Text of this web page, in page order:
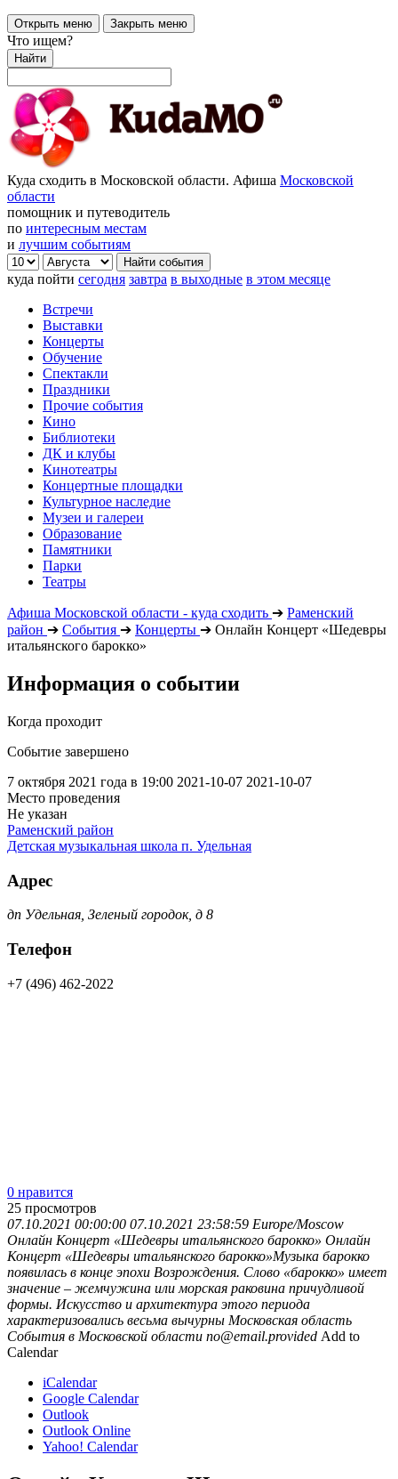
Открыть меню Закрыть меню
Что ищем?
Найти
Куда сходить в Московской области. Афиша Московской
области
помощник и путеводитель
по интересным местам
и лучшим событиям
куда пойти сегодня завтра в выходные в этом месяце
Встречи
Выставки
Концерты
Обучение
Спектакли
Праздники
Прочие события
Кино
Библиотеки
ДК и клубы
Кинотеатры
Концертные площадки
Культурное наследие
Музеи и галереи
Образование
Памятники
Парки
Театры
Афиша Московской области - куда сходить ➔ Раменский
район ➔ События ➔ Концерты ➔ Онлайн Концерт «Шедевры
итальянского барокко»
Информация о событии
Когда проходит
Событие завершено
7 октября 2021 года в 19:00 2021-10-07 2021-10-07
Место проведения
Не указан
Раменский район
Детская музыкальная школа п. Удельная
Адрес
дп Удельная, Зеленый городок, д 8
Телефон
+7 (496) 462-2022
0 нравится
25 просмотров
07.10.2021 00:00:00 07.10.2021 23:58:59 Europe/Moscow
Онлайн Концерт «Шедевры итальянского барокко» Онлайн
Концерт «Шедевры итальянского барокко»Музыка барокко
появилась в конце эпохи Возрождения. Слово «барокко» имеет
значение – жемчужина или морская раковина причудливой
формы. Искусство и архитектура этого периода
характеризовались весьма вычурны Московская область
События в Московской области no@email.provided Add to
Calendar
iCalendar
Google Calendar
Outlook
Outlook Online
Yahoo! Calendar